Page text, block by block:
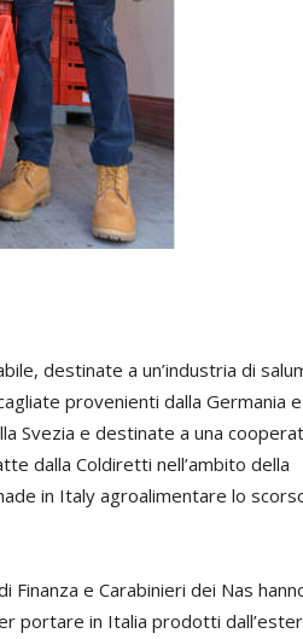
destinate a un’industria di
provenienti dalla Germania
Svezia e destinate a una
dalla Coldiretti nell’ambito della
in Italy agroalimentare lo
e Carabinieri dei Nas
portare in Italia prodotti